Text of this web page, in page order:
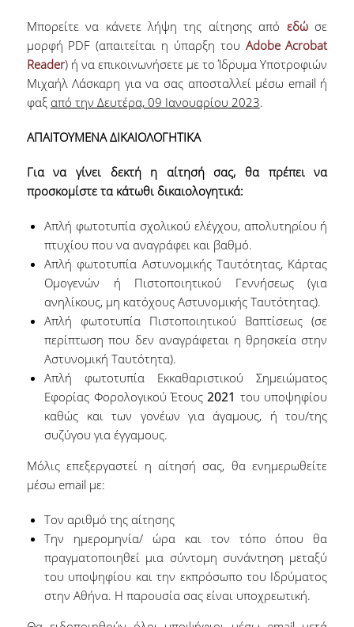
Φοιτητικό Στεγαστικό Επίδομα
Οικονομικές Ενισχύσεις
Ξένες Γλώσσες
Γαλλικά
Γερμανικά
Ισπανικά
Ρώσικα
Δραστηριότητες
Αθλητικές Δραστηριότητες
Πολιτιστικές Δραστηριότητες
Νέα
Επικοινωνία
Μπορείτε να κάνετε λήψη της αίτησης από εδώσε
μορφή PDF (απαιτείται η ύπαρξη του Adobe Acrobat
Reader) ή να επικοινωνήσετε με το Ίδρυμα Υποτροφιών
Μιχαήλ Λάσκαρη για να σας αποσταλλεί μέσω email ή
φαξ από την Δευτέρα, 09 Ιανουαρίου 2023.
ΑΠΑΙΤΟΥΜΕΝΑ ΔΙΚΑΙΟΛΟΓΗΤΙΚΑ
Για να γίνει δεκτή η αίτησή σας, θα πρέπει να
προσκομίστε τα κάτωθι δικαιολογητικά:
Απλή φωτοτυπία σχολικού ελέγχου, απολυτηρίου ή
πτυχίου που να αναγράφει και βαθμό.
Απλή φωτοτυπία Αστυνομικής Ταυτότητας, Κάρτας
Ομογενών ή Πιστοποιητικού Γεννήσεως (για
ανηλίκους, μη κατόχους Αστυνομικής Ταυτότητας).
Απλή φωτοτυπία Πιστοποιητικού Βαπτίσεως (σε
περίπτωση που δεν αναγράφεται η θρησκεία στην
Αστυνομική Ταυτότητα).
Απλή φωτοτυπία Εκκαθαριστικού Σημειώματος
Εφορίας Φορολογικού Έτους2021 του υποψηφίου
καθώς και των γονέων για άγαμους, ή του/της
συζύγου για έγγαμους.
Μόλις επεξεργαστεί η αίτησή σας, θα ενημερωθείτε
μέσω email με:
Τον αριθμό της αίτησης
Την ημερομηνία/ ώρα και τον τόπο όπου θα
πραγματοποιηθεί μια σύντομη συνάντηση μεταξύ
του υποψηφίου και την εκπρόσωπο του Ιδρύματος
στην Αθήνα. Η παρουσία σας είναι υποχρεωτική.